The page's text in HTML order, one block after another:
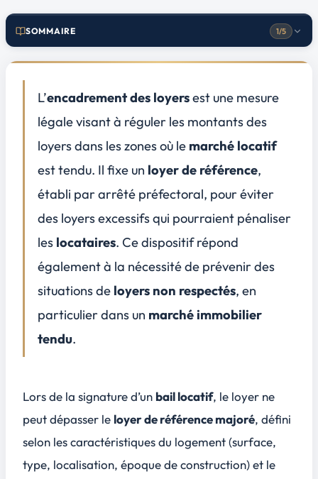
SOMMAIRE 1/5
Présentation des chiffres clés
2
Manque d'information ou négligence des propriétaires
Faiblesses dans l'application des lois
Impact sur les locataires et le marché immobilier
Conséquences pour les locataires
Implications à long terme pour le marché
Conclusion
FAQ
L’encadrement des loyersest une mesure
légale visant à réguler les montants des
loyersdans les zones où le marché locatif
est tendu. Il fixe un loyer de référence,
établi par arrêté préfectoral, pour éviter
des loyers excessifsqui pourraient pénaliser
les locataires. Ce dispositif répond
également à la nécessité de prévenir des
situations de loyers non respectés, en
particulier dans un marché immobilier
tendu.
Lors de la signature d’un bail locatif, le loyer ne
peut dépasser le loyer de référence majoré, défini
selon lescaractéristiques du logement(surface,
type, localisation, époque de construction) et le